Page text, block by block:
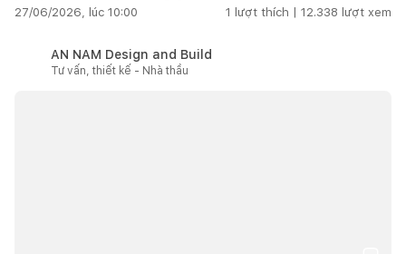
27/06/2026, lúc 10:00 1 lượt thích | 12.338 lượt xem
AN NAM Design and Build
Tư vấn, thiết kế - Nhà thầu